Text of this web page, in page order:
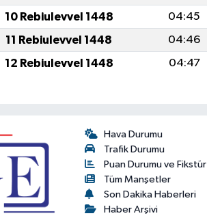
10 Rebiulevvel 1448 04:45
11 Rebiulevvel 1448 04:46
12 Rebiulevvel 1448 04:47
Hava Durumu
Trafik Durumu
Puan Durumu ve Fikstür
Tüm Manşetler
Son Dakika Haberleri
Haber Arşivi